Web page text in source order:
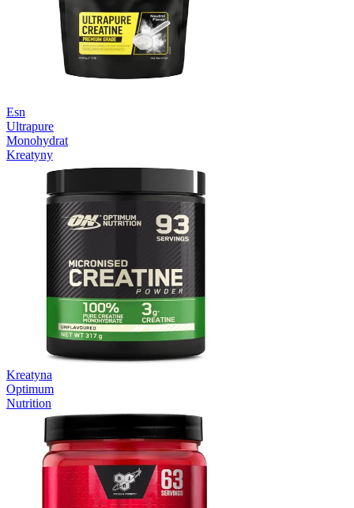
Esn
Ultrapure
Monohydrat
Kreatyny
Kreatyna
Optimum
Nutrition